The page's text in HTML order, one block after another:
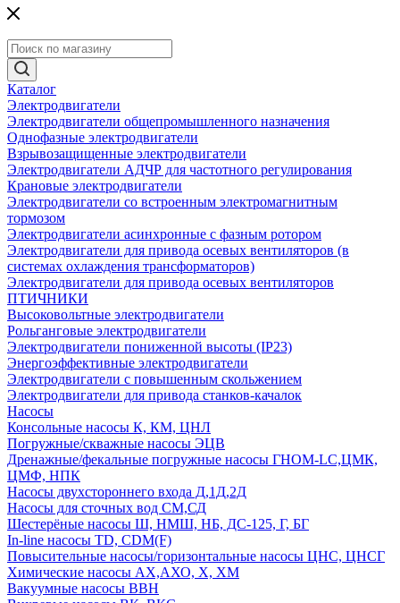
Каталог
Электродвигатели
Электродвигатели общепромышленного назначения
Однофазные электродвигатели
Взрывозащищенные электродвигатели
Электродвигатели АДЧР для частотного регулирования
Крановые электродвигатели
Электродвигатели со встроенным электромагнитным
тормозом
Электродвигатели асинхронные с фазным ротором
Электродвигатели для привода осевых вентиляторов (в
системах охлаждения трансформаторов)
Электродвигатели для привода осевых вентиляторов
ПТИЧНИКИ
Высоковольтные электродвигатели
Рольганговые электродвигатели
Электродвигатели пониженной высоты (IP23)
Энергоэффективные электродвигатели
Электродвигатели с повышенным скольжением
Электродвигатели для привода станков-качалок
Насосы
Консольные насосы К, КМ, ЦНЛ
Погружные/скважные насосы ЭЦВ
Дренажные/фекальные погружные насосы ГНОМ-LC,ЦМК,
ЦМФ, НПК
Насосы двухстороннего входа Д,1Д,2Д
Насосы для сточных вод СМ,СД
Шестерёные насосы Ш, НМШ, НБ, ДС-125, Г, БГ
In-line насосы TD, CDM(F)
Повысительные насосы/горизонтальные насосы ЦНС, ЦНСГ
Химические насосы АХ,АХО, Х, ХМ
Вакуумные насосы ВВН